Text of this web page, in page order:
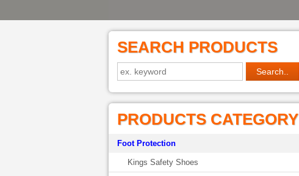
SEARCH PRODUCTS
PRODUCTS CATEGORY
Foot Protection
Kings Safety Shoes